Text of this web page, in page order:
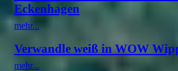
Eckenhagen
mehr...
Verwandle weiß in WOW
mehr...